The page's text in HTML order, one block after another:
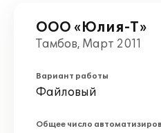
ООО «Юлия-Т»
Тамбов, Март 2011
Вариант работы
Файловый
Общее число